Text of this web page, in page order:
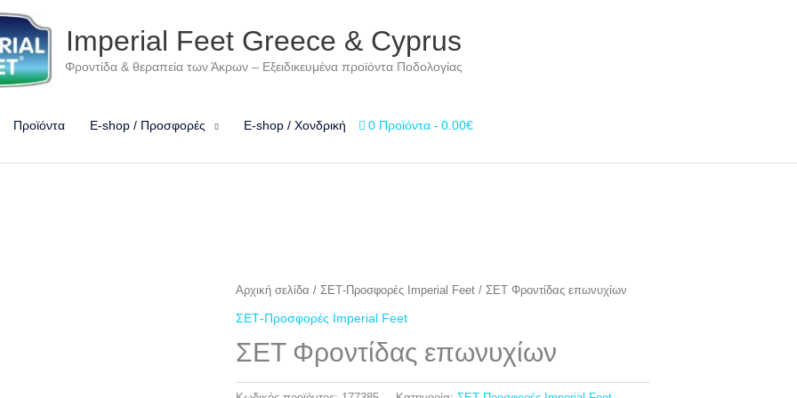
Imperial Feet Greece & Cyprus
Φροντίδα & θεραπεία των Άκρων – Εξειδικευμένα προϊόντα Ποδολογίας
Προϊόντα E-shop / Προσφορές E-shop / Χονδρική 0 Προϊόντα 0.00€
Αρχική σελίδα / ΣΕΤ-Προσφορές Imperial Feet/ ΣΕΤ Φροντίδας επωνυχίων
ΣΕΤ-Προσφορές Imperial Feet
ΣΕΤ Φροντίδας επωνυχίων